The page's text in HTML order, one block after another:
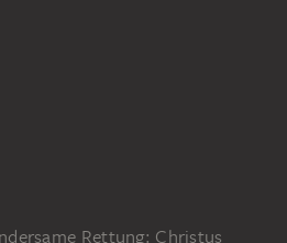
Rettung: Christus